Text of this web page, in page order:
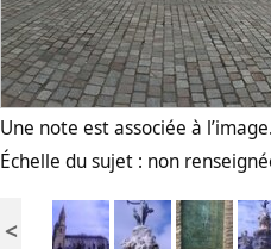
Une note est associée à
Échelle du sujet : non
<